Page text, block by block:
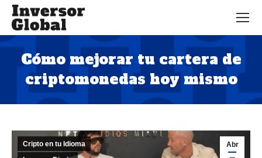
Cómo mejorar tu cartera de
criptomonedas hoy mismo
Estás aquí:
Abr
Cripto en tu Idioma